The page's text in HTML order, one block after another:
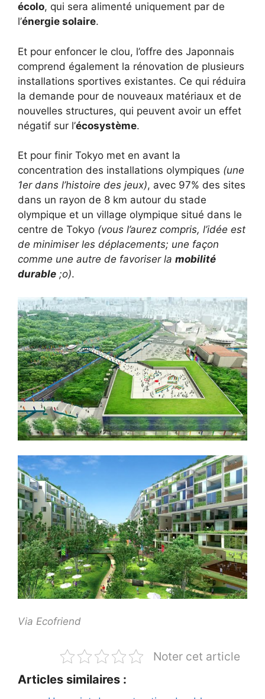
écolo, qui sera alimenté uniquement par de
l’énergie solaire.
Et pour enfoncer le clou, l’offre des Japonnais
comprend également la rénovation de plusieurs
installations sportives existantes. Ce qui réduira
la demande pour de nouveaux matériaux et de
nouvelles structures, qui peuvent avoir un effet
négatif sur l’écosystème.
Et pour finir Tokyo met en avant la
concentration des installations olympiques (une
1er dans l’histoire des jeux), avec 97% des sites
dans un rayon de 8 km autour du stade
olympique et un village olympique situé dans le
centre de Tokyo (vous l’aurez compris, l’idée est
de minimiser les déplacements; une façon
comme une autre de favoriser la mobilité
durable ;o).
Via Ecofriend
Noter cet article
Articles similaires :